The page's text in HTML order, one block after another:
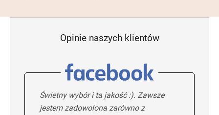
Opinie naszych klientów
Świetny wybór i ta jakość :). Zawsze
jestem zadowolona zarówno z